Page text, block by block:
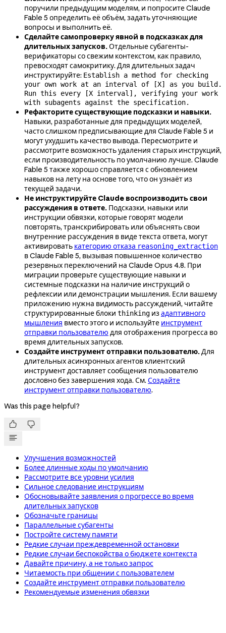
поручили предыдущим моделям, и попросите Claude
Fable 5 определить её объём, задать уточняющие
вопросы и выполнить её.
Сделайте самопроверку явной в подсказках для
длительных запусков.Отдельные субагенты-
верификаторы со свежим контекстом, как правило,
превосходят самокритику. Для длительных задач
инструктируйте: Establish a method for checking
your own work at an interval of [X] as you build.
Run this every [X interval], verifying your work
with subagents against the specification.
Рефакторите существующие подсказки и навыки.
Навыки, разработанные для предыдущих моделей,
часто слишком предписывающие для Claude Fable 5 и
могут ухудшить качество вывода. Пересмотрите и
рассмотрите возможность удаления старых инструкций,
если производительность по умолчанию лучше. Claude
Fable 5 также хорошо справляется с обновлением
навыков на лету на основе того, что он узнаёт из
текущей задачи.
Не инструктируйте Claude воспроизводить свои
рассуждения в ответе. Подсказки, навыки или
инструкции обвязки, которые говорят модели
повторять, транскрибировать или объяснять свои
внутренние рассуждения в виде текста ответа, могут
активировать категорию отказа reasoning_extraction
в Claude Fable 5, вызывая повышенное количество
резервных переключений на Claude Opus 4.8. При
миграции проверьте существующие навыки и
системные подсказки на наличие инструкций о
рефлексии или демонстрации мышления. Если вашему
приложению нужна видимость рассуждений, читайте
структурированные блоки thinking изадаптивного
мышления вместо этого и используйте инструмент
отправки пользователю для отображения прогресса во
время длительных запусков.
Создайте инструмент отправки пользователю.Для
длительных асинхронных агентов клиентский
инструмент доставляет сообщения пользователю
дословно без завершения хода. См. Создайте
инструмент отправки пользователю.
Was this page helpful?
 
Улучшения возможностей
Более длинные ходы по умолчанию
Рассмотрите все уровни усилия
Сильное следование инструкциям
Обосновывайте заявления о прогрессе во время
длительных запусков
Обозначьте границы
Параллельные субагенты
Постройте систему памяти
Редкие случаи преждевременной остановки
Редкие случаи беспокойства о бюджете контекста
Давайте причину, а не только запрос
Читаемость при общении с пользователем
Создайте инструмент отправки пользователю
Рекомендуемые изменения обвязки